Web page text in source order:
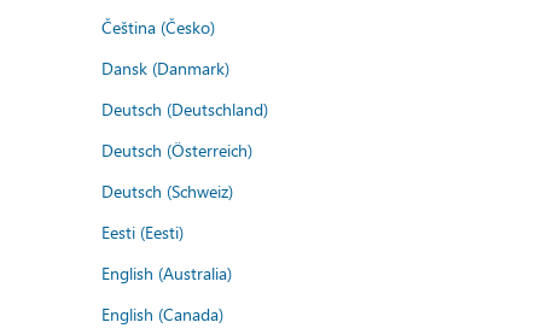
Čeština (Česko)
Dansk (Danmark)
Deutsch (Deutschland)
Deutsch (Österreich)
Deutsch (Schweiz)
Eesti (Eesti)
English (Australia)
English (Canada)